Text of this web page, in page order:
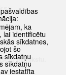
pierakstu.
ka
lai identificētu
sīkdatnes,
šo
sīkdatņu
sīkdatņu
iestatīta